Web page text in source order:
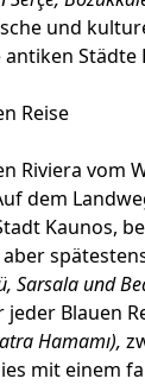
und
Städte
Reise
Riviera vom
dem
Kaunos,
Sarsala und
Blauen
Hamamı),
mit einem